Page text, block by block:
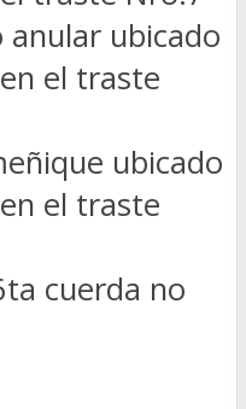
anular ubicado
el traste
ubicado
el traste
cuerda no